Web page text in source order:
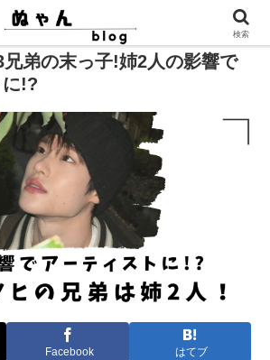
弟の末っ子!姉2人の影響で
に!?
Facebook はてブ
検索